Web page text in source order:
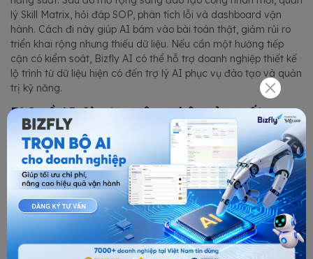
lý Skill Matrix, hỏi đáp SOP, phân tích lỗi và dashboard vận
hành. Cách đi này giúp AI bám vào bài toán thật, giảm rủi ro
triển khai rộng nhưng thiếu dữ liệu. Nếu cần một hướng tiếp
cận có kiểm soát, Bizfly AI có thể hỗ trợ doanh nghiệp thiết kế
lộ trình từ dữ liệu hiện có đến trợ lý AI phục vụ đào tạo và quản
trị kỹ năng.
FAQ về AI đào tạo công nhân sản xuất
1. AI có thể thay thế người đào tạo công nhân không?
Không nên. AI có thể hỗ trợ tra cứu, nhắc quy trình, tổng hợp
dữ liệu và gợi ý nội dung đào tạo, nhưng việc đánh giá tay
nghề, xác nhận thao tác và xử lý tình huống rủi ro vẫn cần
người có chuyên môn.
2. Doanh nghiệp nhỏ có dùng AI đào tạo công nhân được
không?
Có, nếu bắt đầu từ phạm vi hẹp như FAQ quy trình, hướng dẫn